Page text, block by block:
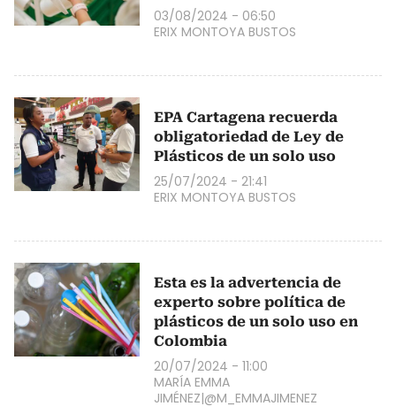
03/08/2024 - 06:50
ERIX MONTOYA BUSTOS
EPA Cartagena recuerda
obligatoriedad de Ley de
Plásticos de un solo uso
25/07/2024 - 21:41
ERIX MONTOYA BUSTOS
Esta es la advertencia de
experto sobre política de
plásticos de un solo uso en
Colombia
20/07/2024 - 11:00
MARÍA EMMA
JIMÉNEZ|@M_EMMAJIMENEZ